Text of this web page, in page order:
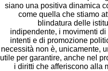
siano una positiva dinamica
come quella che stiamo
blindatura delle
indipendente, i movimenti
intenti e di promozione
necessità non è, unicamente,
utile per garantire, anche nel
i diritti che afferiscono alla